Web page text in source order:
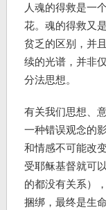
人魂的得救是一
花。魂的得救又
贫乏的区别，并
续的光谱，并非
分法思想。
有关我们思想、
一种错误观念的
和情感不可能改
受耶稣基督就可
的都没有关系）
捆绑，最终是生命